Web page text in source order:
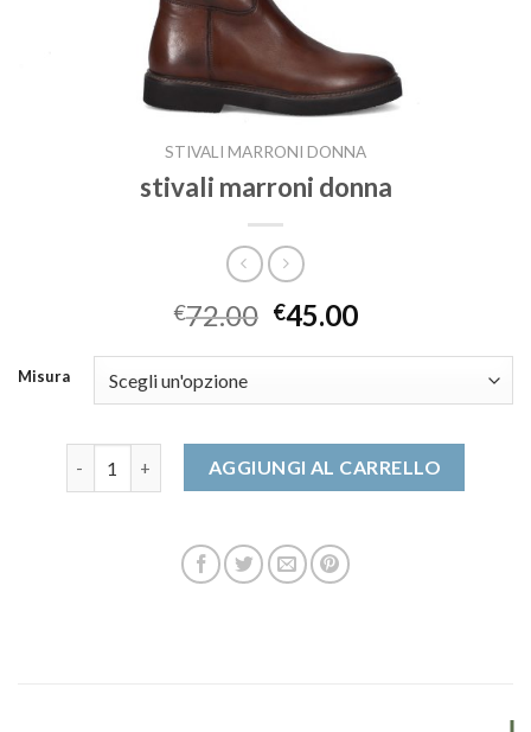
STIVALI MARRONI DONNA
stivali marroni donna
€72.00 €45.00
Misura
stivali marroni donna quantitàAGGIUNGI AL CARRELLO